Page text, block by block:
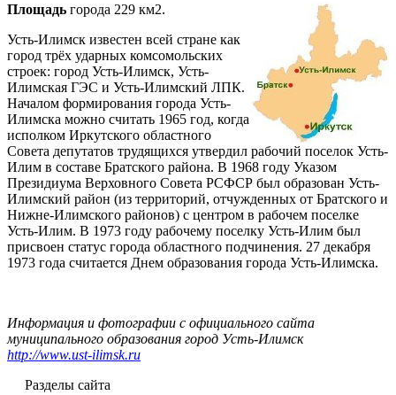
Площадь города 229 км2.
Усть-Илимск известен всей стране как
город трёх ударных комсомольских
строек: город Усть-Илимск, Усть-
Илимская ГЭС и Усть-Илимский ЛПК.
Началом формирования города Усть-
Илимска можно считать 1965 год, когда
исполком Иркутского областного
Совета депутатов трудящихся утвердил рабочий поселок Усть-
Илим в составе Братского района. В 1968 году Указом
Президиума Верховного Совета РСФСР был образован Усть-
Илимский район (из территорий, отчужденных от Братского и
Нижне-Илимского районов) с центром в рабочем поселке
Усть-Илим. В 1973 году рабочему поселку Усть-Илим был
присвоен статус города областного подчинения. 27 декабря
1973 года считается Днем образования города Усть-Илимска.
Информация и фотографии с официального сайта
муниципального образования город Усть-Илимск
http://www.ust-ilimsk.ru
Разделы сайта